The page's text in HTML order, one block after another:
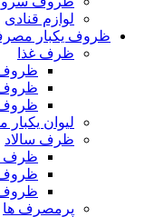
لوازم قنادی
ظروف یکبار
ظرف غذا
ظروف
ظروف
لیوان
ظرف سالاد
ظروف
پرمصرف ها